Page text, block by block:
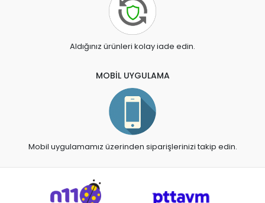
Aldığınız ürünleri kolay iade edin.
MOBİL UYGULAMA
Mobil uygulamamız üzerinden siparişlerinizi takip edin.